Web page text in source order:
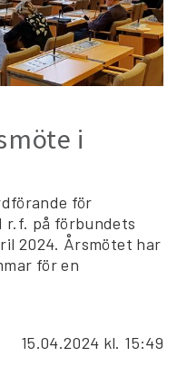
i
för
r.f. på förbundets
2024. Årsmötet har
för en
15.04.2024 kl. 15:49